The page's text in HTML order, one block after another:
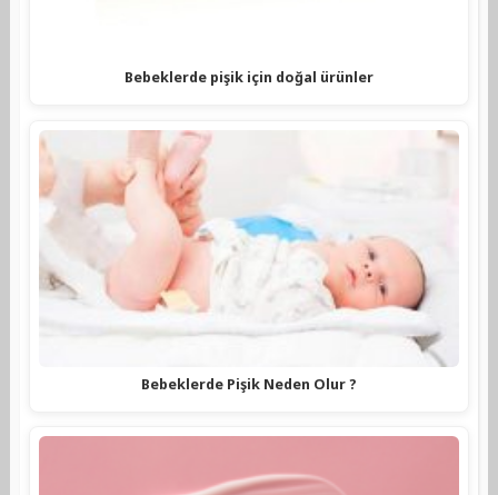
Bebeklerde pişik için doğal ürünler
Bebeklerde Pişik Neden Olur ?